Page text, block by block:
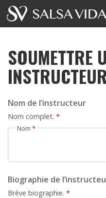
Événements
Actualités
Articles
Vidéos
Boutique
SOUMETTRE
INSTRUCTEUR
Nom de l’instructeur
Nom complet. *
Nom *
Biographie de
Brève biographie. *